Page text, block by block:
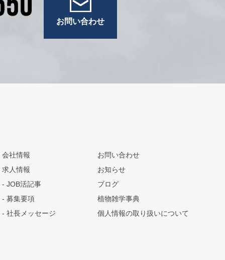
お問い合わせ
会社情報
求人情報
JOB活記事
募集要項
社長メッセージ
お問い合わせ
お知らせ
ブログ
植物雑学事典
個人情報の取り扱いについて